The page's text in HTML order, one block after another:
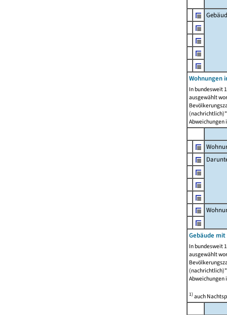
Wohnungen
In bundesweit
ausgewählt
Abweichungen
Gebäude
In bundesweit
ausgewählt
Abweichungen
1)auch